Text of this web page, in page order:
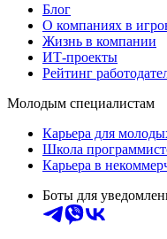
Блог
О компаниях в
Жизнь в компании
ИТ-проекты
Рейтинг
Молодым специалистам
Карьера для
Школа
Карьера в
Боты для